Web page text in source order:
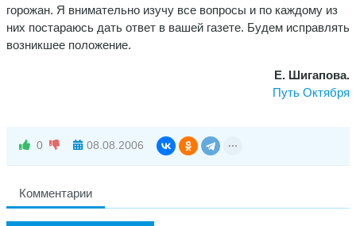
горожан. Я внимательно изучу все вопросы и по каждому из
них постараюсь дать ответ в вашей газете. Будем исправлять
возникшее положение.
Е. Шигапова.
Путь Октября
0 08.08.2006
Комментарии